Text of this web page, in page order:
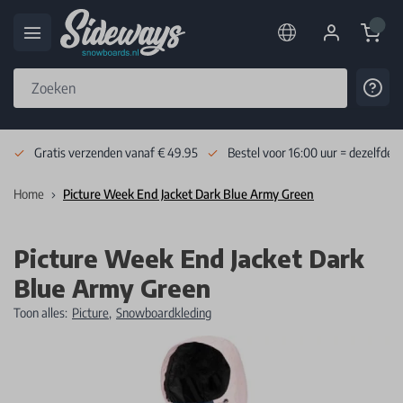
Cart
Gratis verzenden vanaf € 49.95 Bestel voor 16:00 uur = dezelfde
Home Picture Week End Jacket Dark Blue Army Green
Picture Week End Jacket Dark
Blue Army Green
Toon alles: Picture, Snowboardkleding